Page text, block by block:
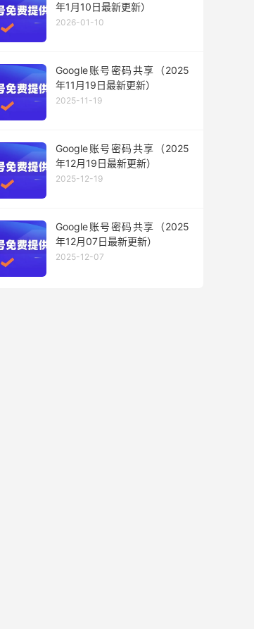
年1月10日最新更新）
2026-01-10
Google账号密码共享（2025
年11月19日最新更新）
2025-11-19
Google账号密码共享（2025
年12月19日最新更新）
2025-12-19
Google账号密码共享（2025
年12月07日最新更新）
2025-12-07